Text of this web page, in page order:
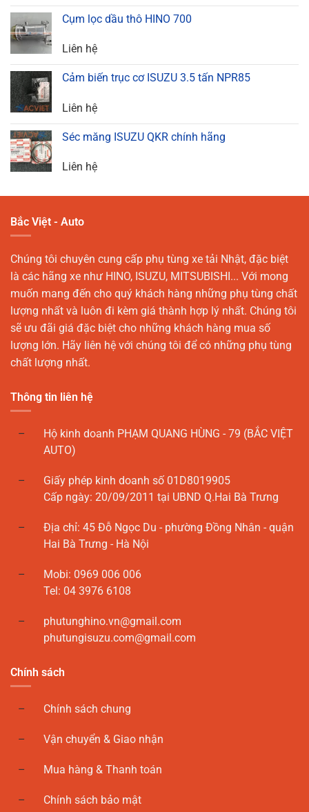
Cụm lọc dầu thô HINO 700
Liên hệ
Cảm biến trục cơ ISUZU 3.5 tấn NPR85
Liên hệ
Séc măng ISUZU QKR chính hãng
Liên hệ
Bắc Việt - Auto
Chúng tôi chuyên cung cấp phụ tùng xe tải Nhật, đặc biệt
là các hãng xe như HINO, ISUZU, MITSUBISHI... Với mong
muốn mang đến cho quý khách hàng những phụ tùng chất
lượng nhất và luôn đi kèm giá thành hợp lý nhất. Chúng tôi
sẽ ưu đãi giá đặc biệt cho những khách hàng mua số
lượng lớn. Hãy liên hệ với chúng tôi để có những phụ tùng
chất lượng nhất.
Thông tin liên hệ
Hộ kinh doanh PHẠM QUANG HÙNG - 79 (BẮC VIỆT
AUTO)
Giấy phép kinh doanh số 01D8019905
Cấp ngày: 20/09/2011 tại UBND Q.Hai Bà Trưng
Địa chỉ: 45 Đỗ Ngọc Du - phường Đồng Nhân - quận
Hai Bà Trưng - Hà Nội
Mobi: 0969 006 006
Tel: 04 3976 6108
phutunghino.vn@gmail.com
phutungisuzu.com@gmail.com
Chính sách
Chính sách chung
Vận chuyển & Giao nhận
Mua hàng & Thanh toán
Chính sách bảo mật